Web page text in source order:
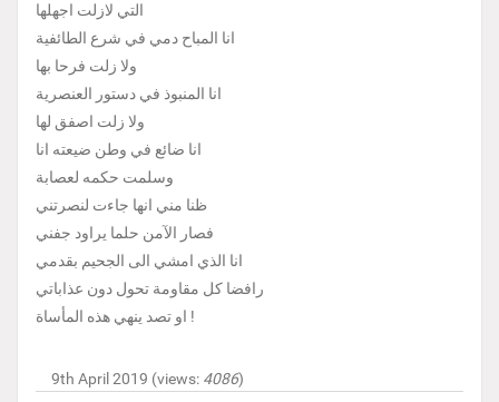
التي لازلت اجهلها
انا المباح دمي في شرع الطائفية
ولا زلت فرحا بها
انا المنبوذ في دستور العنصرية
ولا زلت اصفق لها
انا ضائع في وطن ضيعته انا
وسلمت حكمه لعصابة
ظنا مني انها جاءت لنصرتني
فصار الآمن حلما يراود جفني
انا الذي امشي الى الجحيم بقدمي
رافضا كل مقاومة تحول دون عذاباتي
او تصد ينهي هذه المأساة !
9th April 2019 (views: 4086)